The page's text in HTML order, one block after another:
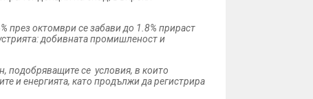
през октомври се забави до 1.8% прираст
добивната промишленост и
подобряващите се условия, в които
и енергията, като продължи да регистрира